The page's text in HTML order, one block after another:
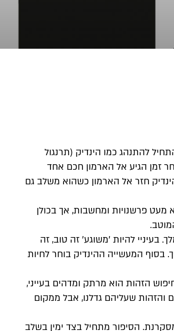
להתנהג כמו הינדיק (תרנגול
זמן הגיע אל הארמון חכם אחד
חזר אל הארמון כשהוא משלב גם
פרשנויות ומחשבות, אך בכולן
בעיניי להיות 'משוגע' זה טוב, זה
בסוף המעשייה ההינדיק בוחר לחיות
הזהות הוא מרתק ומדהים בעייני,
והזהות שעליהם גדלנו, אבל ממקום
הסיפור מתחיל בצד ימין בשלב